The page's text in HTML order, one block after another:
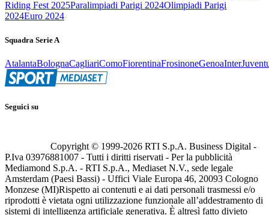
Riding Fest 2025Paralimpiadi Parigi 2024Olimpiadi Parigi
2024Euro 2024
Squadra Serie A
AtalantaBolognaCagliariComoFiorentinaFrosinoneGenoaInter
Seguici su
Copyright © 1999-2026 RTI S.p.A. Business Digital -
P.Iva 03976881007 - Tutti i diritti riservati - Per la pubblicità
Mediamond S.p.A. - RTI S.p.A., Mediaset N.V., sede legale
Amsterdam (Paesi Bassi) - Uffici Viale Europa 46, 20093 Cologno
Monzese (MI)Rispetto ai contenuti e ai dati personali trasmessi e/o
riprodotti è vietata ogni utilizzazione funzionale all’addestramento di
sistemi di intelligenza artificiale generativa. È altresì fatto divieto